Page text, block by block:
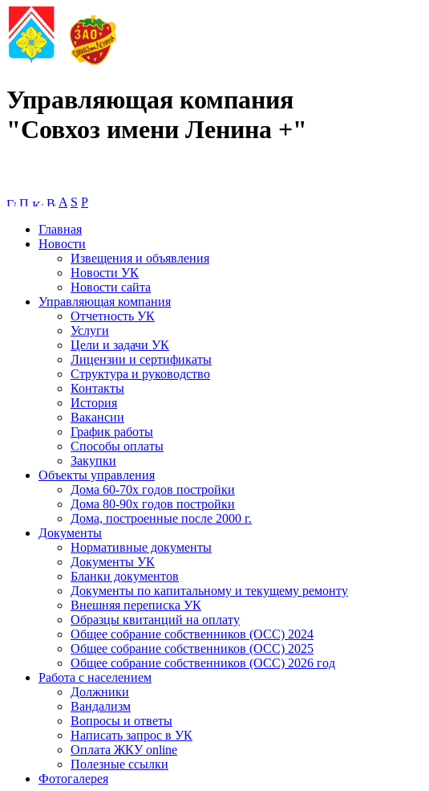
Управляющая компания
"Совхоз имени Ленина +"
A S P
Главная
Новости
Извещения и объявления
Новости УК
Новости сайта
Управляющая компания
Отчетность УК
Услуги
Цели и задачи УК
Лицензии и сертификаты
Структура и руководство
Контакты
История
Вакансии
График работы
Способы оплаты
Закупки
Объекты управления
Дома 60-70х годов постройки
Дома 80-90х годов постройки
Дома, построенные после 2000 г.
Документы
Нормативные документы
Документы УК
Бланки документов
Документы по капитальному и текущему ремонту
Внешняя переписка УК
Образцы квитанций на оплату
Общее собрание собственников (ОСС) 2024
Общее собрание собственников (ОСС) 2025
Общее собрание собственников (ОСС) 2026 год
Работа с населением
Должники
Вандализм
Вопросы и ответы
Написать запрос в УК
Оплата ЖКУ online
Полезные ссылки
Фотогалерея